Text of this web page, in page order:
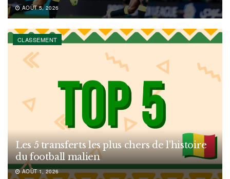
AOÛT 5, 2026
CLASSEMENT
Les 5 transferts les plus chers de l’histoire
du football malien
AOÛT 1, 2026